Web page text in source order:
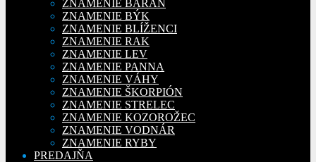
ZNAMENIE BARAN
ZNAMENIE BÝK
ZNAMENIE BLÍŽENCI
ZNAMENIE RAK
ZNAMENIE LEV
ZNAMENIE PANNA
ZNAMENIE VÁHY
ZNAMENIE ŠKORPIÓN
ZNAMENIE STRELEC
ZNAMENIE KOZOROŽEC
ZNAMENIE VODNÁR
ZNAMENIE RYBY
PREDAJŇA